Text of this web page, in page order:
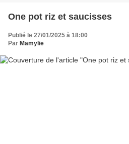
One pot riz et saucisses
Publié le 27/01/2025 à 18:00
Par Mamylie